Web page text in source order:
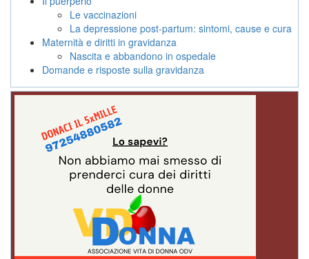
Le vaccinazioni
La depressione post-partum: sintomi, cause e cura
Maternità e diritti in gravidanza
Nascita e abbandono in ospedale
Domande e risposte sulla gravidanza